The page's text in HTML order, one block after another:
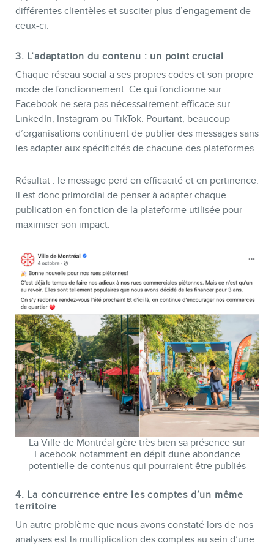
différentes clientèles et susciter plus d’engagement de
ceux-ci.
3. L’adaptation du contenu : un point crucial
Chaque réseau social a ses propres codes et son propre
mode de fonctionnement. Ce qui fonctionne sur
Facebook ne sera pas nécessairement efficace sur
LinkedIn, Instagram ou TikTok. Pourtant, beaucoup
d’organisations continuent de publier des messages sans
les adapter aux spécificités de chacune des plateformes.
Résultat : le message perd en efficacité et en pertinence.
Il est donc primordial de penser à adapter chaque
publication en fonction de la plateforme utilisée pour
maximiser son impact.
La Ville de Montréal gère très bien sa présence sur
Facebook notamment en dépit dune abondance
potentielle de contenus qui pourraient être publiés
4. La concurrence entre les comptes d’un même
territoire
Un autre problème que nous avons constaté lors de nos
analyses est la multiplication des comptes au sein d’une